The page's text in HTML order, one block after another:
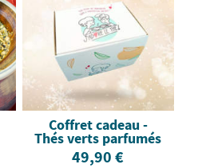
Coffret cadeau -
Thés verts parfumés
49,90 €